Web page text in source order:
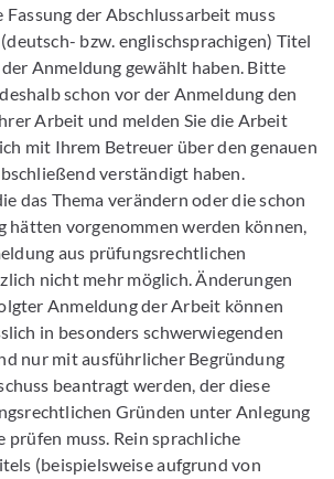
Fassung der Abschlussarbeit muss
bzw. englischsprachigen) Titel
Anmeldung gewählt haben. Bitte
schon vor der Anmeldung den
Arbeit und melden Sie die Arbeit
mit Ihrem Betreuer über den genauen
verständigt haben.
das Thema verändern oder die schon
hätten vorgenommen werden können,
aus prüfungsrechtlichen
nicht mehr möglich. Änderungen
Anmeldung der Arbeit können
in besonders schwerwiegenden
nur mit ausführlicher Begründung
beantragt werden, der diese
Gründen unter Anlegung
muss. Rein sprachliche
(beispielsweise aufgrund von